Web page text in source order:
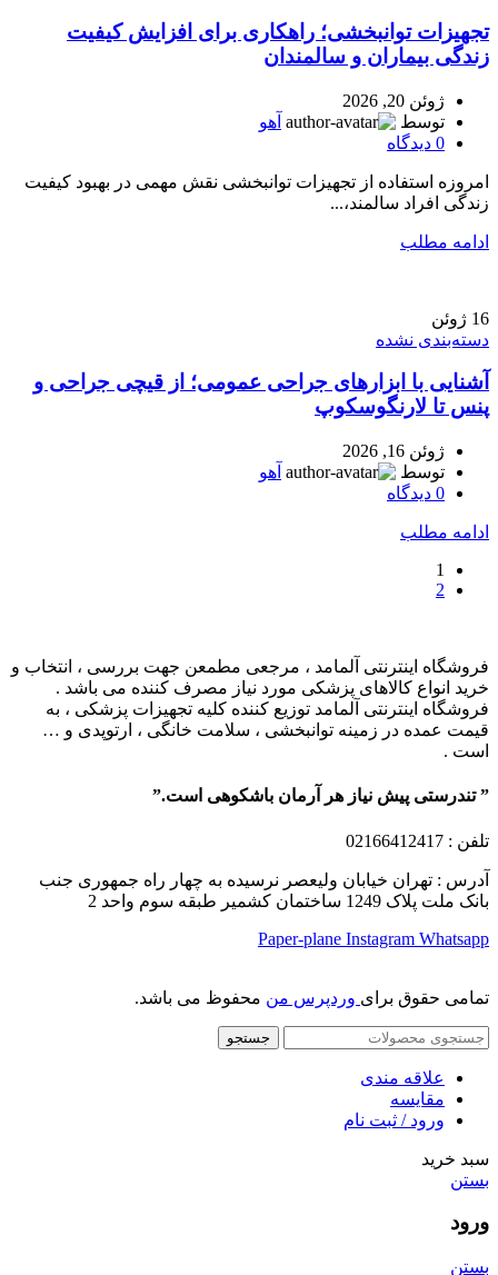
تجهیزات توانبخشی؛ راهکاری برای افزایش کیفیت
زندگی بیماران و سالمندان
ژوئن 20, 2026
توسط
آهو
0 دیدگاه
امروزه استفاده از تجهیزات توانبخشی نقش مهمی در بهبود کیفیت
زندگی افراد سالمند،...
ادامه مطلب
16 ژوئن
دسته‌بندی نشده
آشنایی با ابزارهای جراحی عمومی؛ از قیچی جراحی و
پنس تا لارنگوسکوپ
ژوئن 16, 2026
توسط
آهو
0 دیدگاه
ادامه مطلب
1
2
فروشگاه اینترنتی آلمامد ، مرجعی مطمعن جهت بررسی ، انتخاب و
خرید انواع کالاهای پزشکی مورد نیاز مصرف کننده می باشد .
فروشگاه اینترنتی آلمامد توزیع کننده کلیه تجهیزات پزشکی ، به
قیمت عمده در زمینه توانبخشی ، سلامت خانگی ، ارتوپدی و …
است .
” تندرستی پیش نیاز هر آرمان باشکوهی است.”
تلفن : 02166412417
آدرس : تهران خیابان ولیعصر نرسیده به چهار راه جمهوری جنب
بانک ملت پلاک 1249 ساختمان کشمیر طبقه سوم واحد 2
Paper-plane Instagram Whatsapp
تمامی حقوق برای وردپرس من محفوظ می باشد.
جستجو
علاقه مندی
مقایسه
ورود / ثبت نام
سبد خرید
بستن
ورود
بستن